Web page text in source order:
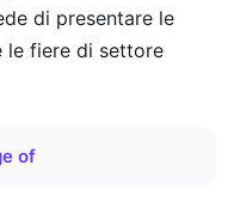
di presentare le
le fiere di settore
of